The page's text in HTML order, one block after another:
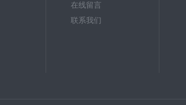
在线留言
联系我们